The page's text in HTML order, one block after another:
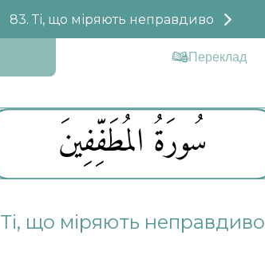
83. Ті, що міряють неправдиво
Переклад
سُورَةُ المُطَفِّفِينَ
Ті, що міряють неправдиво